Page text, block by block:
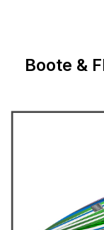
Boote &